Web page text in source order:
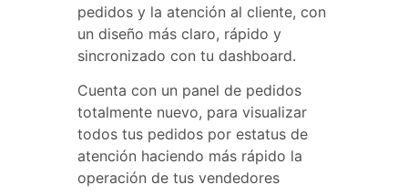
pedidos y la atención al cliente, con
un diseño más claro, rápido y
sincronizado con tu dashboard.
Cuenta con un panel de pedidos
totalmente nuevo, para visualizar
todos tus pedidos por estatus de
atención haciendo más rápido la
operación de tus vendedores